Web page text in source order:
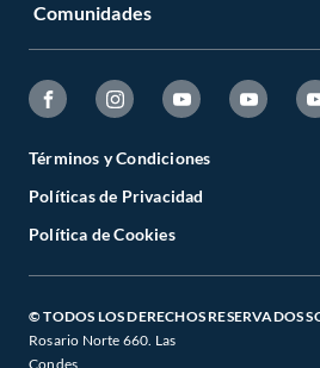
Comunidades
Términos y Condiciones
Políticas de Privacidad
Política de Cookies
© TODOS LOS DERECHOS RESERVADOS
Rosario Norte 660. Las
Condes